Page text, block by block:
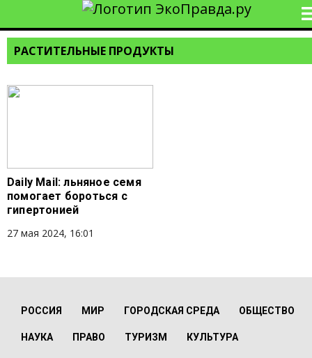
РАСТИТЕЛЬНЫЕ ПРОДУКТЫ
Daily Mail: льняное семя
помогает бороться с
гипертонией
27 мая 2024, 16:01
РОССИЯ МИР ГОРОДСКАЯ СРЕДА ОБЩЕСТВО
НАУКА ПРАВО ТУРИЗМ КУЛЬТУРА